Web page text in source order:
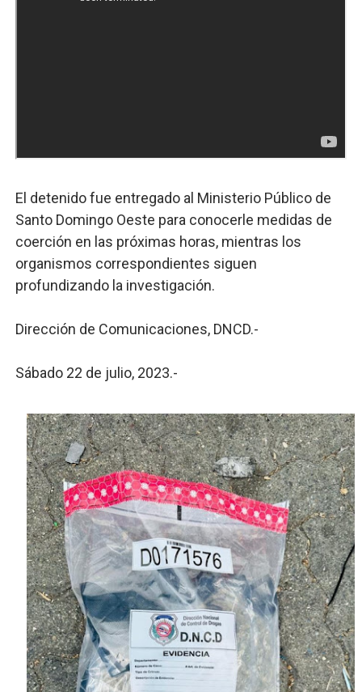
El detenido fue entregado al Ministerio Público de
Santo Domingo Oeste para conocerle medidas de
coerción en las próximas horas, mientras los
organismos correspondientes siguen
profundizando la investigación.
Dirección de Comunicaciones, DNCD.-
Sábado 22 de julio, 2023.-